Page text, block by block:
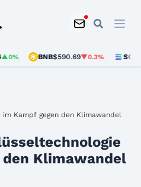
BNB $590.69▼0.3% SOL $73.70
Kampf gegen den Klimawandel
Klimawandel